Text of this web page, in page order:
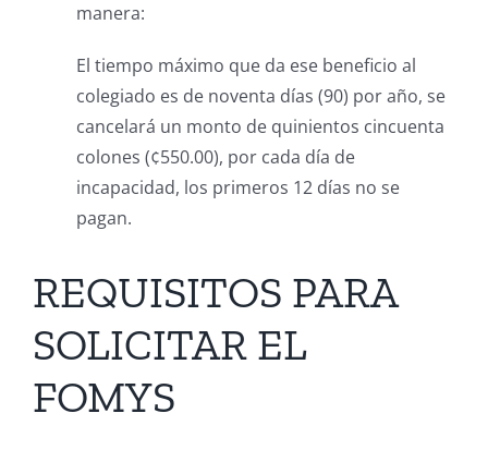
manera:
El tiempo máximo que da ese beneficio al
colegiado es de noventa días (90) por año, se
cancelará un monto de quinientos cincuenta
colones (¢550.00), por cada día de
incapacidad, los primeros 12 días no se
pagan.
REQUISITOS PARA
SOLICITAR EL
FOMYS